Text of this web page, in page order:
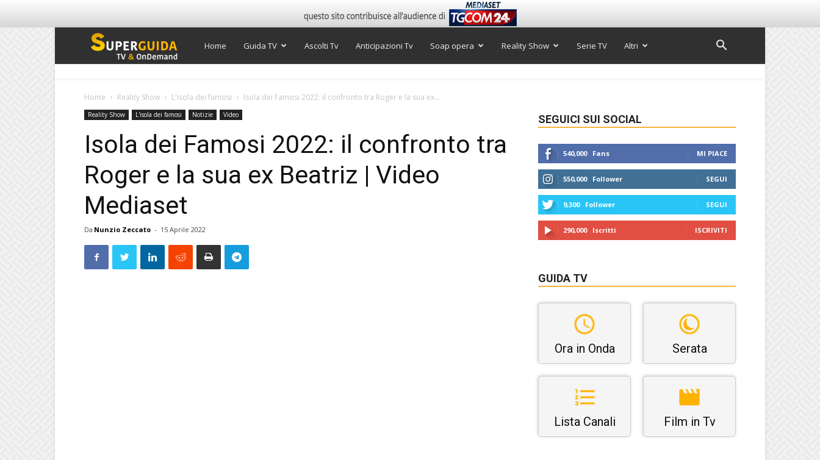
Super
TV
Home Guida TV Ascolti Tv Anticipazioni Tv Soap opera Reality Show Serie TV Altri
Home Reality Show L'isola dei famosi Isola dei Famosi 2022: il confronto tra Roger e la sua ex...
Reality Show L'isola dei famosi Notizie Video
Isola dei Famosi 2022: il confronto tra
Roger e la sua ex Beatriz | Video
Mediaset
Da Nunzio Zeccato - 15 Aprile 2022
SEGUICI SUI SOCIAL
540,000 Fans MI PIACE
550,000 Follower SEGUI
9,300 Follower SEGUI
290,000 Iscritti ISCRIVITI
GUIDA TV
Ora in Onda Serata
Lista Canali Film in Tv